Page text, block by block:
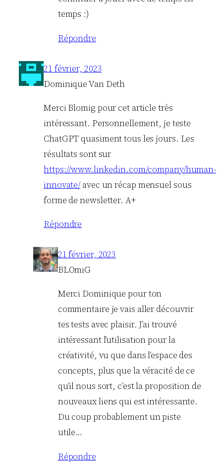
temps :)
Répondre
21 février, 2023
Dominique Van Deth
Merci Blomig pour cet article très
intéressant. Personnellement, je teste
ChatGPT quasiment tous les jours. Les
résultats sont sur
https://www.linkedin.com/company/human-
innovate/avec un récap mensuel sous
forme de newsletter. A+
Répondre
21 février, 2023
BLOmiG
Merci Dominique pour ton
commentaire je vais aller découvrir
tes tests avec plaisir. J’ai trouvé
intéressant l’utilisation pour la
créativité, vu que dans l’espace des
concepts, plus que la véracité de ce
qu’il nous sort, c’est la proposition de
nouveaux liens qui est intéressante.
Du coup probablement un piste
utile…
Répondre